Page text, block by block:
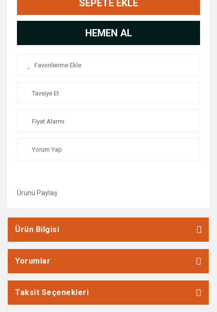
SEPETE EKLE
HEMEN AL
Tavsiye Et
Fiyat Alarmı
Yorum Yap
Ürünü Paylaş
Ürün Bilgisi
Yorumlar
Taksit Seçenekleri